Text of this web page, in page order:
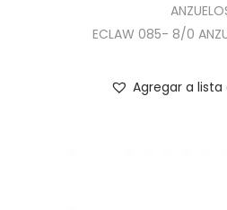
ECLAW 085- 8/0
Agregar a lista